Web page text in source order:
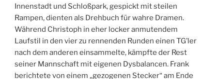
Innenstadt und Schloßpark, gespickt mit steilen
Rampen, dienten als Drehbuch für wahre Dramen.
Während Christoph in eher locker anmutendem
Laufstil in den vier zu rennenden Runden einen TG’ler
nach dem anderen einsammelte, kämpfte der Rest
seiner Mannschaft mit eigenen Dysbalancen. Frank
berichtete von einem „gezogenen Stecker“ am Ende